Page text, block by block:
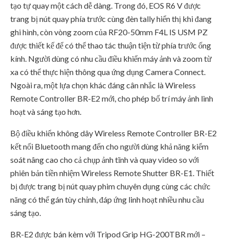
tạo tự quay một cách dễ dàng. Trong đó, EOS R6 V được
trang bị nút quay phía trước cùng đèn tally hiển thị khi đang
ghi hình, còn vòng zoom của RF20-50mm F4L IS USM PZ
được thiết kế để có thể thao tác thuận tiện từ phía trước ống
kính. Người dùng có nhu cầu điều khiển máy ảnh và zoom từ
xa có thể thực hiện thông qua ứng dụng Camera Connect.
Ngoài ra, một lựa chọn khác đáng cân nhắc là Wireless
Remote Controller BR-E2 mới, cho phép bố trí máy ảnh linh
hoạt và sáng tạo hơn.
Bộ điều khiển không dây Wireless Remote Controller BR-E2
kết nối Bluetooth mang đến cho người dùng khả năng kiểm
soát nâng cao cho cả chụp ảnh tĩnh và quay video so với
phiên bản tiền nhiệm Wireless Remote Shutter BR-E1. Thiết
bị được trang bị nút quay phim chuyên dụng cùng các chức
năng có thể gán tùy chỉnh, đáp ứng linh hoạt nhiều nhu cầu
sáng tạo.
BR-E2 được bán kèm với Tripod Grip HG-200TBR mới –